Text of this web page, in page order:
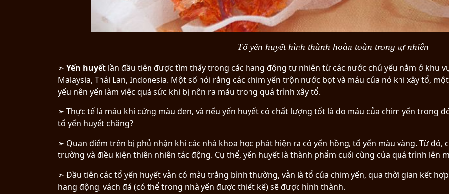
Tổ yến huyết hình thành hoàn toàn trong tự nhiên
➣ Yến huyết lần đầu tiên được tìm thấy trong các hang động tự nhiên từ các nước chủ yếu nằm ở khu
Malaysia, Thái Lan, Indonesia. Một số nói rằng các chim yến trộn nước bọt và máu của nó khi xây tổ,
yếu nên yến làm việc quá sức khi bị nôn ra máu trong quá trình xây tổ.
➣ Thực tế là máu khi cứng màu đen, và nếu yến huyết có chất lượng tốt là do máu của chim yến trong
tổ yến huyết chăng?
➣ Quan điểm trên bị phủ nhận khi các nhà khoa học phát hiện ra có yến hồng, tổ yến màu vàng. Từ đó,
trường và điều kiện thiên nhiên tác động. Cụ thể, yến huyết là thành phẩm cuối cùng của quá trình lên
➣ Đầu tiên các tổ yến huyết vẫn có màu trắng bình thường, vẫn là tổ của chim yến, qua thời gian kết
hang động, vách đá (có thể trong nhà yến được thiết kế) sẽ được hình thành.